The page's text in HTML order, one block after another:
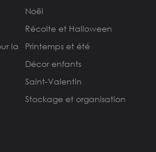
Noël
Récolte et Halloween
la
Printemps et été
Décor enfants
Saint-Valentin
Stockage et organisation